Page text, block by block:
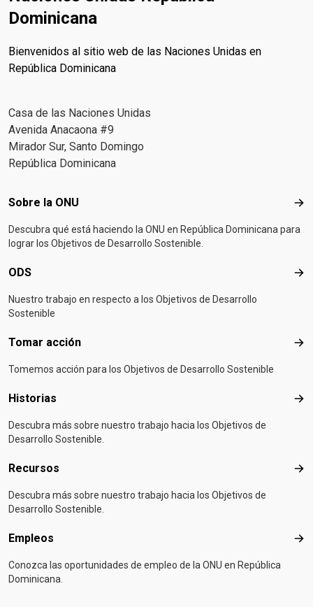
Dominicana
Bienvenidos al sitio web de las Naciones Unidas en
República Dominicana
Casa de las Naciones Unidas
Avenida Anacaona #9
Mirador Sur, Santo Domingo
República Dominicana
Footer menu
Sobre la ONU
Descubra qué está haciendo la ONU en República Dominicana para
lograr los Objetivos de Desarrollo Sostenible.
ODS
Nuestro trabajo en respecto a los Objetivos de Desarrollo
Sostenible
Tomar acción
Tomemos acción para los Objetivos de Desarrollo Sostenible
Historias
Descubra más sobre nuestro trabajo hacia los Objetivos de
Desarrollo Sostenible.
Recursos
Descubra más sobre nuestro trabajo hacia los Objetivos de
Desarrollo Sostenible.
Empleos
Conozca las oportunidades de empleo de la ONU en República
Dominicana.